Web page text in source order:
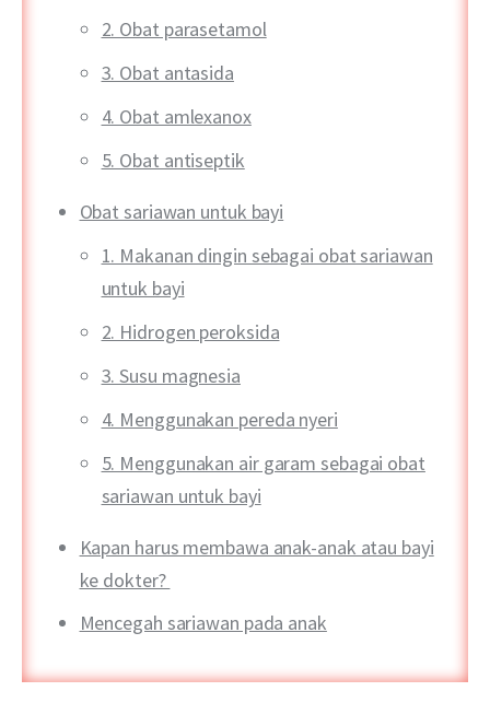
2. Obat parasetamol
3. Obat antasida
4. Obat amlexanox
5. Obat antiseptik
Obat sariawan untuk bayi
1. Makanan dingin sebagai obat sariawan
untuk bayi
2. Hidrogen peroksida
3. Susu magnesia
4. Menggunakan pereda nyeri
5. Menggunakan air garam sebagai obat
sariawan untuk bayi
Kapan harus membawa anak-anak atau bayi
ke dokter?
Mencegah sariawan pada anak